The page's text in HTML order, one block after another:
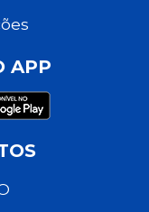
APP